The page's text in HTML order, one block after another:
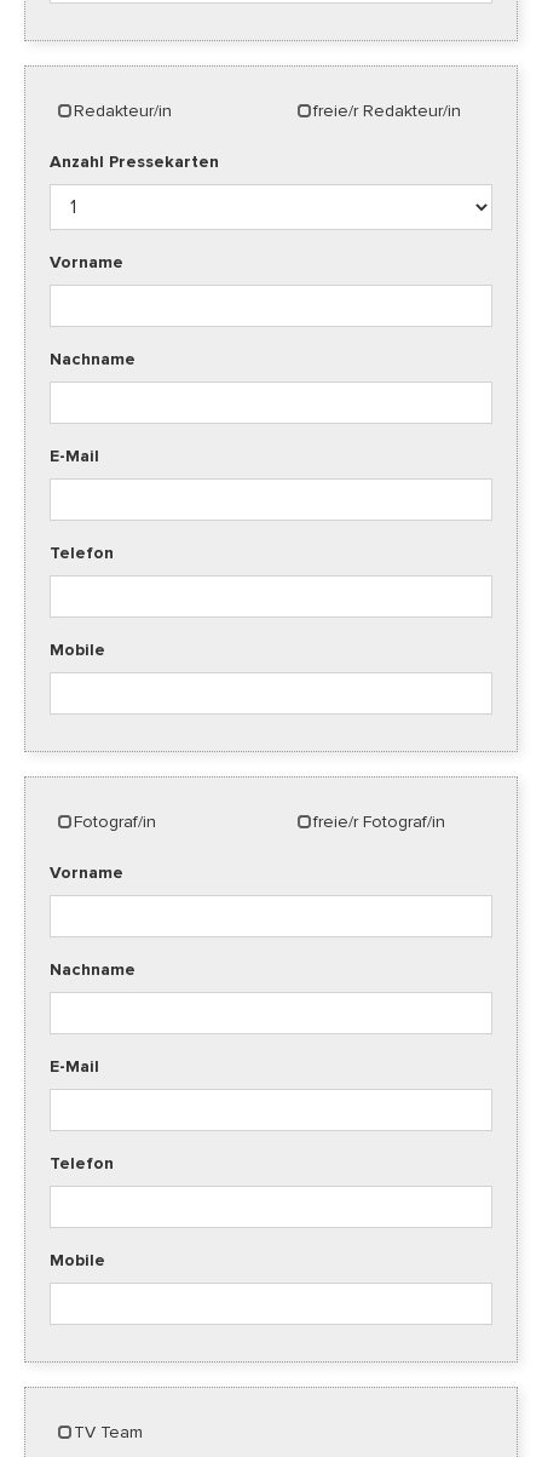
Redakteur/in freie/r Redakteur/in
Anzahl Pressekarten
Vorname
Nachname
E-Mail
Telefon
Mobile
Fotograf/in freie/r Fotograf/in
Vorname
Nachname
E-Mail
Telefon
Mobile
TV Team